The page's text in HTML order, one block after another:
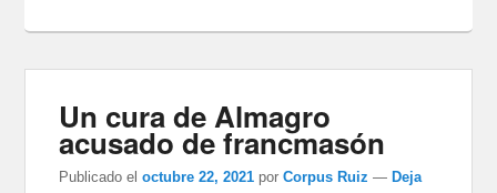
Un cura de Almagro
acusado de francmasón
Publicado el octubre 22, 2021 porCorpus Ruiz — Deja